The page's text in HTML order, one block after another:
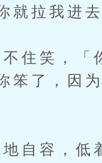
就拉我进
住笑，「
笨了，因
自容，低